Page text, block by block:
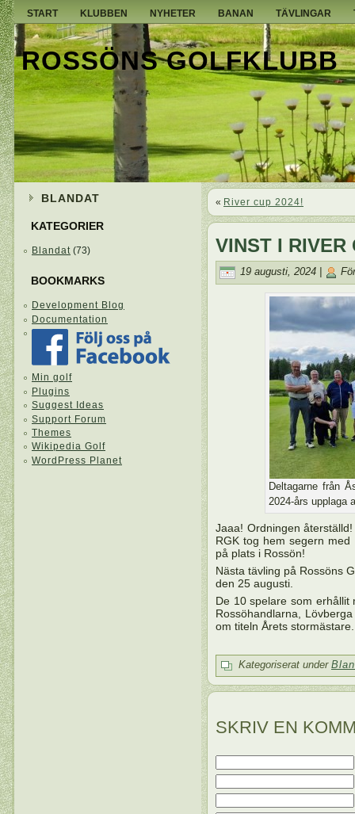
START KLUBBEN NYHETER BANAN TÄVLINGAR
ROSSÖNS GOLFKLUBB
BLANDAT
KATEGORIER
Blandat (73)
BOOKMARKS
Development Blog
Documentation
Min golf
Plugins
Suggest Ideas
Support Forum
Themes
Wikipedia Golf
WordPress Planet
« River cup 2024!
VINST I RIVER
19 augusti, 2024 |
Deltagarne från
2024-års upplaga
Jaaa! Ordningen
RGK tog hem segern
på plats i Rossön!
Nästa tävling på Rossöns
den 25 augusti.
De 10 spelare som
Rossöhandlarna,
om titeln Årets stormästare.
Kategoriserat under
SKRIV EN